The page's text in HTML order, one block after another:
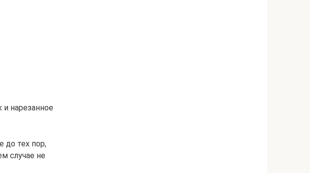
нарезанное
до тех пор,
случае не